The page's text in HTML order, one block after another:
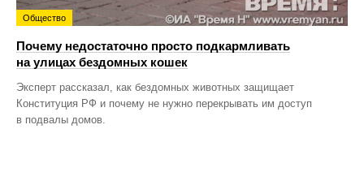
Общество
Почему недостаточно просто подкармливать
на улицах бездомных кошек
Эксперт рассказал, как бездомных животных защищает
Конституция РФ и почему не нужно перекрывать им доступ
в подвалы домов.